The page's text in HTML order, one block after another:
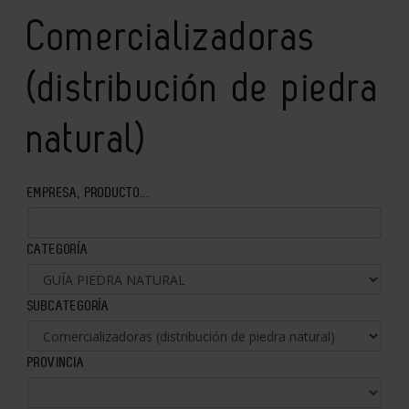
Comercializadoras
(distribución de piedra
natural)
EMPRESA, PRODUCTO...
CATEGORÍA
SUBCATEGORÍA
PROVINCIA